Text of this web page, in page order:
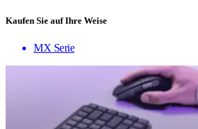
Kaufen Sie auf Ihre Weise
MX Serie